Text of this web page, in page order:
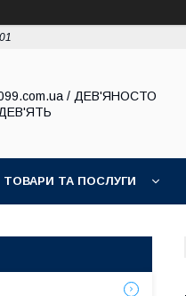
/ ДЕВ'ЯНОСТО
ДЕВ'ЯТЬ
ТОВАРИ ТА ПОСЛУГИ